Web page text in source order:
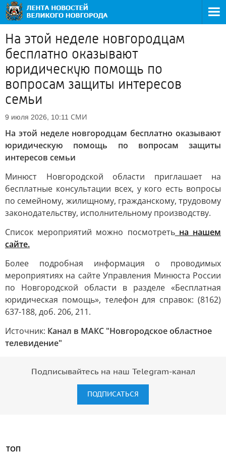
На этой неделе новгородцам
бесплатно оказывают
юридическую помощь по
вопросам защиты интересов
семьи
9 июля 2026, 10:11 СМИ
На этой неделе новгородцам бесплатно оказывают
юридическую помощь по вопросам защиты
интересов семьи
Минюст Новгородской области приглашает на
бесплатные консультации всех, у кого есть вопросы
по семейному, жилищному, гражданскому, трудовому
законодательству, исполнительному производству.
Список мероприятий можно посмотретьна нашем
сайте.
Более подробная информация о проводимых
мероприятиях на сайте Управления Минюста России
по Новгородской области в разделе «Бесплатная
юридическая помощь», телефон для справок: (8162)
637-188, доб. 206, 211.
Источник: Канал в МАКС "Новгородское областное
телевидение"
Подписывайтесь на наш Telegram-канал
ПОДПИСАТЬСЯ
ТОП